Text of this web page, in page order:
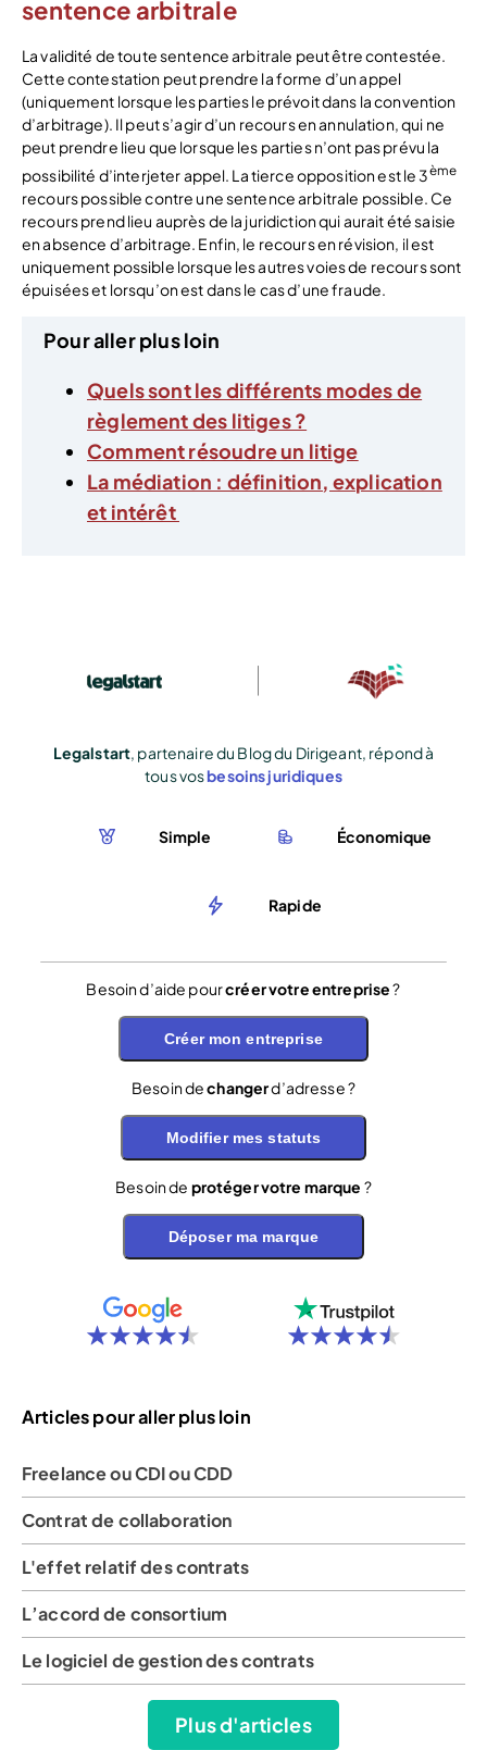
sentence arbitrale
La validité de toute sentence arbitrale peut être contestée.
Cette contestation peut prendre la forme d’un appel
(uniquement lorsque les parties le prévoit dans la convention
d’arbitrage). Il peut s’agir d’un recours en annulation, qui ne
peut prendre lieu que lorsque les parties n’ont pas prévu la
possibilité d’interjeter appel. La tierce opposition est le 3ème
recours possible contre une sentence arbitrale possible. Ce
recours prend lieu auprès de la juridiction qui aurait été saisie
en absence d’arbitrage. Enfin, le recours en révision, il est
uniquement possible lorsque les autres voies de recours sont
épuisées et lorsqu’on est dans le cas d’une fraude.
Pour aller plus loin
Quels sont les différents modes de
règlement des litiges ?
Comment résoudre un litige
La médiation : définition, explication
et intérêt
Legalstart, partenaire du Blog du Dirigeant, répond à
tous vosbesoins juridiques
Simple Économique
Rapide
Besoin d’aide pourcréer votre entreprise?
Créer mon entreprise
Besoin dechangerd’adresse ?
Modifier mes statuts
Besoin de protéger votre marque ?
Déposer ma marque
Articles pour aller plus loin
Freelance ou CDI ou CDD
Contrat de collaboration
L'effet relatif des contrats
L’accord de consortium
Le logiciel de gestion des contrats
Plus d'articles